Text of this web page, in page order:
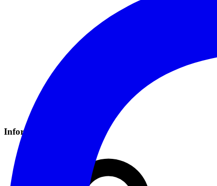
Informazioni Pratiche